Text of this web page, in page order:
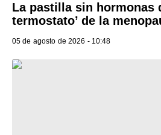
La pastilla sin hormonas
termostato’ de la
05 de agosto de 2026 - 10:48